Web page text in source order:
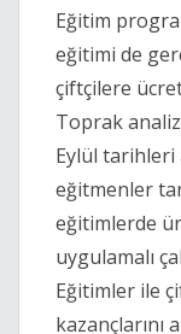
Eğitim
eğitimi de
çiftçilere
Toprak
Eylül tarihleri
eğitmenler
eğitimlerde
uygulamalı
Eğitimler ile
kazançlarını